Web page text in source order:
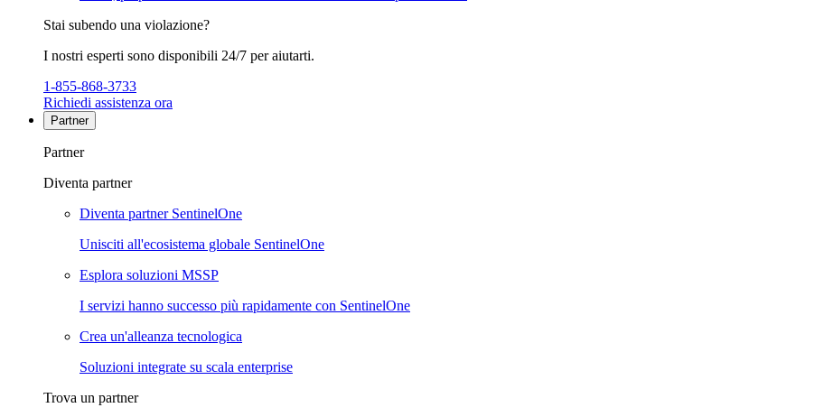
Stai subendo una violazione?
I nostri esperti sono disponibili 24/7 per aiutarti.
1-855-868-3733
Richiedi assistenza ora
Partner
Partner
Diventa partner
Diventa partner SentinelOne
Unisciti all'ecosistema globale SentinelOne
Esplora soluzioni MSSP
I servizi hanno successo più rapidamente con SentinelOne
Crea un'alleanza tecnologica
Soluzioni integrate su scala enterprise
Trova un partner